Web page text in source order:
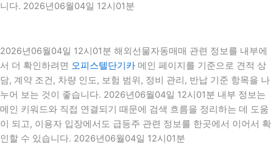
니다. 2026년06월04일 12시01분
2026년06월04일 12시01분 해외선물자동매매 관련 정보를 내부에
서 더 확인하려면 오피스텔단기카 메인 페이지를 기준으로 견적 상
담, 계약 조건, 차량 인도, 보험 범위, 정비 관리, 반납 기준 항목을 나
누어 보는 것이 좋습니다. 2026년06월04일 12시01분 내부 정보는
메인 키워드와 직접 연결되기 때문에 검색 흐름을 정리하는 데 도움
이 되고, 이용자 입장에서도 급등주 관련 정보를 한곳에서 이어서 확
인할 수 있습니다. 2026년06월04일 12시01분